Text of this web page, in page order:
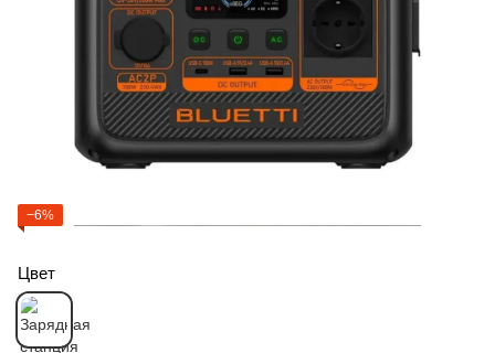
−6%
Цвет